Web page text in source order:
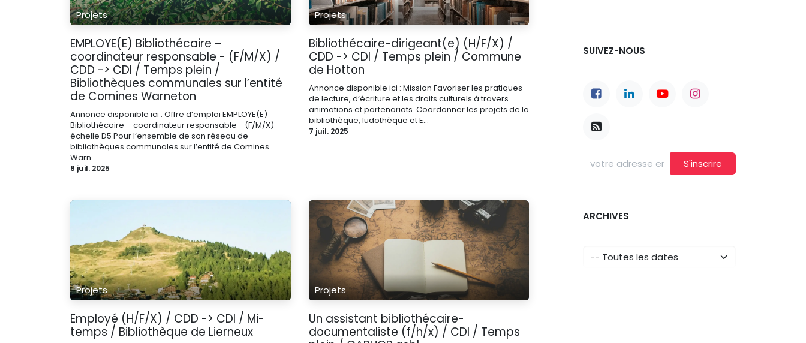
Projets
EMPLOYE(E) Bibliothécaire –
coordinateur responsable - (F/M/X) /
CDD -> CDI / Temps plein /
Bibliothèques communales sur l’entité
de Comines Warneton
Annonce disponible ici : Offre d’emploi EMPLOYE(E)
Bibliothécaire – coordinateur responsable - (F/M/X)
échelle D5 Pour l’ensemble de son réseau de
bibliothèques communales sur l’entité de Comines
Warn...
8 juil. 2025
Projets
Bibliothécaire-dirigeant(e) (H/F/X) /
CDD -> CDI / Temps plein / Commune
de Hotton
Annonce disponible ici : Mission Favoriser les pratiques
de lecture, d’écriture et les droits culturels à travers
animations et partenariats. Coordonner les projets de la
bibliothèque, ludothèque et E...
7 juil. 2025
Projets
Employé (H/F/X) / CDD -> CDI / Mi-
temps / Bibliothèque de Lierneux
Projets
Un assistant bibliothécaire-
documentaliste (f/h/x) / CDI / Temps
SUIVEZ-NOUS
S'inscrire
ARCHIVES